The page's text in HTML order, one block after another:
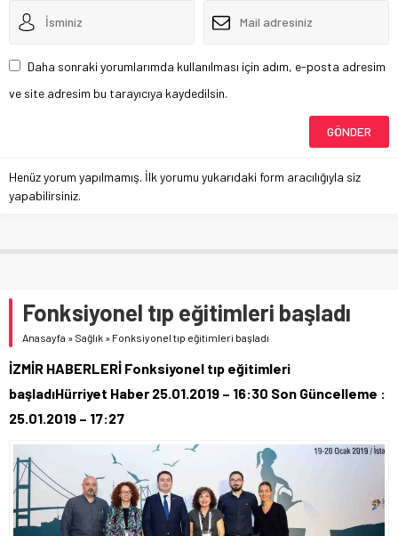
Daha sonraki yorumlarımda kullanılması için adım, e-posta adresim
ve site adresim bu tarayıcıya kaydedilsin.
Henüz yorum yapılmamış. İlk yorumu yukarıdaki form aracılığıyla siz
yapabilirsiniz.
Fonksiyonel tıp eğitimleri başladı
Anasayfa » Sağlık » Fonksiyonel tıp eğitimleri başladı
İZMİR HABERLERİ Fonksiyonel tıp eğitimleri
başladıHürriyet Haber 25.01.2019 – 16:30 Son Güncelleme :
25.01.2019 – 17:27